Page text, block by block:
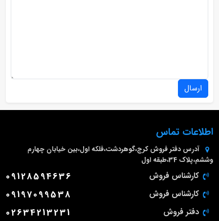
ارسال
اطلاعات تماس
آدرس دفتر فروش کرج،گوهردشت،فلکه اول،بین خیابان چهارم
وششم،پلاک 34،طبقه اول
کارشناس فروش 09128594636
کارشناس فروش 09197099538
دفتر فروش 02634213231